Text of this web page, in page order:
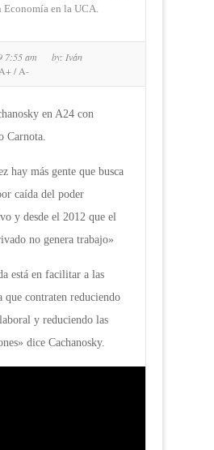
Economía en la UCA.
7:55 am by: Iván
A+/A-
en A24 con
Carnota.
hay más gente que busca
caída del poder
y desde el 2012 que el
no genera trabajo»
está en facilitar a las
que contraten reduciendo
y reduciendo las
dice Cachanosky.